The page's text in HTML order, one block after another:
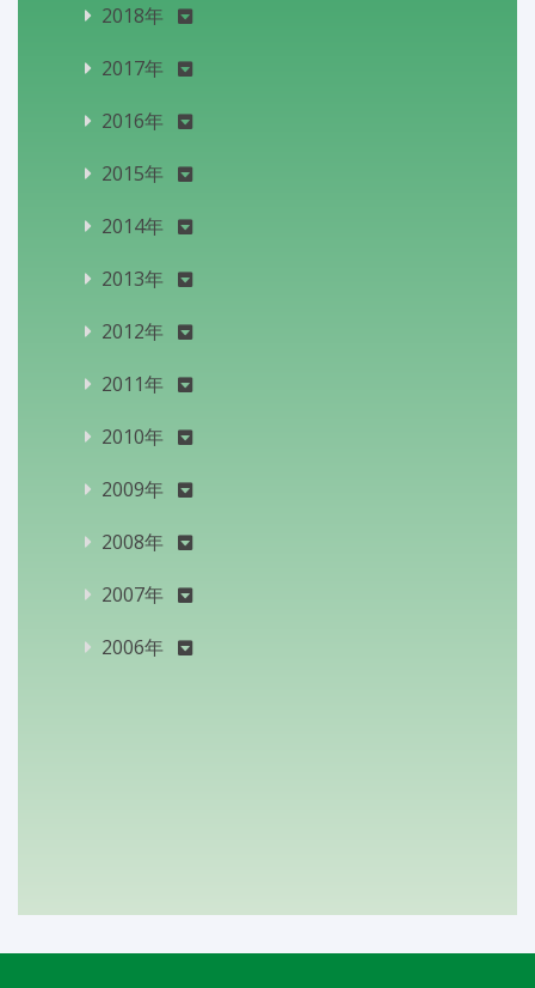
2018年
2017年
2016年
2015年
2014年
2013年
2012年
2011年
2010年
2009年
2008年
2007年
2006年